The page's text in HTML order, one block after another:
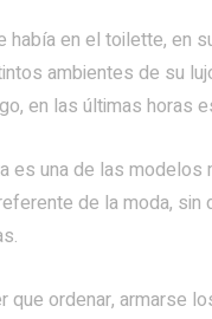
en el toilette, en
ambientes de su
en las últimas horas
es una de las
de la moda, sin
que ordenar, armarse